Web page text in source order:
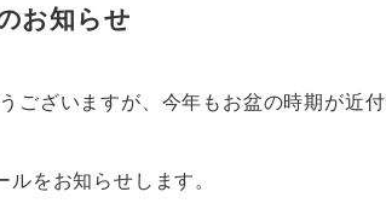
お知らせ
ございますが、今年もお盆の時期が近付
をお知らせします。